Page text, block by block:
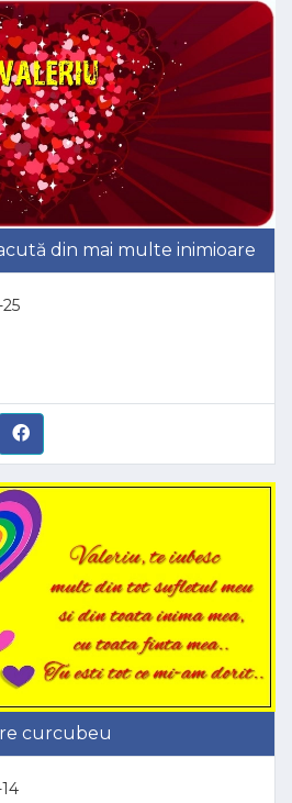
din mai multe inimioare
curcubeu